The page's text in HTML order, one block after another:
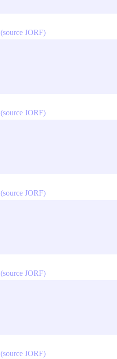
(source JORF)
(source JORF)
(source JORF)
(source JORF)
(source JORF)